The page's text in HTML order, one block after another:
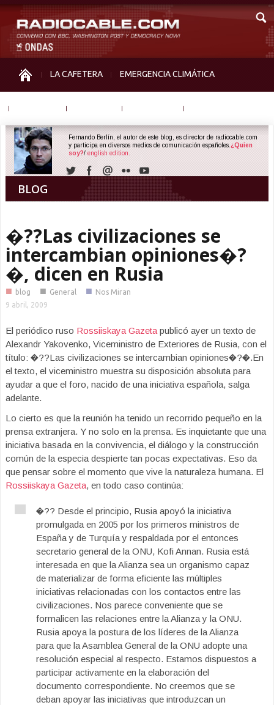
LA CAFETERA EMERGENCIA CLIMÁTICA
BLOG
Fernando Berlín, el autor de este blog, es director de radiocable.com
y participa en diversos medios de comunicación españoles. ¿Quien
soy?/ english edition.
�??Las civilizaciones se
intercambian opiniones�?
�, dicen en Rusia
■ blog ■ General ■ Nos Miran
9 abril, 2009
El periódico ruso Rossiiskaya Gazeta publicó ayer un texto de
Alexandr Yakovenko, Viceministro de Exteriores de Rusia, con el
título: �??Las civilizaciones se intercambian opiniones�?�.En
el texto, el viceministro muestra su disposición absoluta para
ayudar a que el foro, nacido de una iniciativa española, salga
adelante.
Lo cierto es que la reunión ha tenido un recorrido pequeño en la
prensa extranjera. Y no solo en la prensa. Es inquietante que una
iniciativa basada en la convivencia, el diálogo y la construcción
común de la especia despierte tan pocas expectativas. Eso da
que pensar sobre el momento que vive la naturaleza humana. El
Rossiiskaya Gazeta, en todo caso continúa:
�?? Desde el principio, Rusia apoyó la iniciativa
promulgada en 2005 por los primeros ministros de
España y de Turquía y respaldada por el entonces
secretario general de la ONU, Kofi Annan. Rusia está
interesada en que la Alianza sea un organismo capaz
de materializar de forma eficiente las múltiples
iniciativas relacionadas con los contactos entre las
civilizaciones. Nos parece conveniente que se
formalicen las relaciones entre la Alianza y la ONU.
Rusia apoya la postura de los líderes de la Alianza
para que la Asamblea General de la ONU adopte una
resolución especial al respecto. Estamos dispuestos a
participar activamente en la elaboración del
documento correspondiente. No creemos que se
deban apoyar las iniciativas que introduzcan un